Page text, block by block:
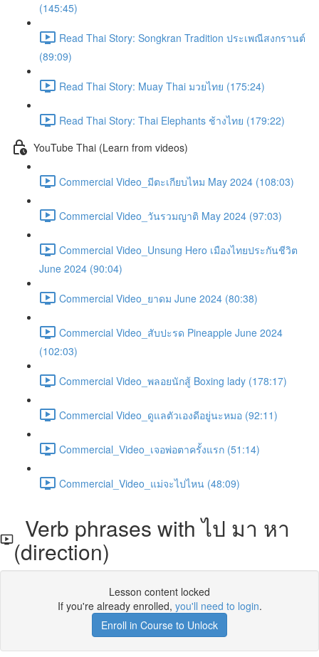
(145:45)
Read Thai Story: Songkran Tradition ประเพณีสงกรานต์
(89:09)
Read Thai Story: Muay Thai มวยไทย (175:24)
Read Thai Story: Thai Elephants ช้างไทย (179:22)
YouTube Thai (Learn from videos)
Commercial Video_มีตะเกียบไหม May 2024 (108:03)
Commercial Video_วันรวมญาติ May 2024 (97:03)
Commercial Video_Unsung Hero เมืองไทยประกันชีวิต
June 2024 (90:04)
Commercial Video_ยาดม June 2024 (80:38)
Commercial Video_สับปะรด Pineapple June 2024
(102:03)
Commercial Video_พลอยนักสู้ Boxing lady (178:17)
Commercial Video_ดูแลตัวเองดีอยู่นะหมอ (92:11)
Commercial_Video_เจอพ่อตาครั้งแรก (51:14)
Commercial_Video_แม่จะไปไหน (48:09)
Verb phrases with ไป มา หา
(direction)
Lesson content locked
If you're already enrolled, you'll need to login.
Enroll in Course to Unlock